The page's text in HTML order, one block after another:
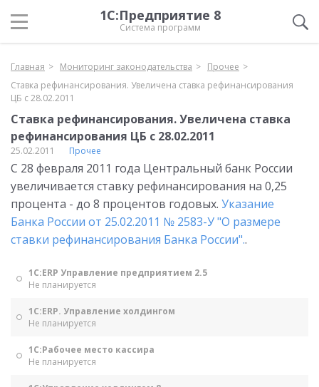
1С:Предприятие 8
Система программ
Главная Мониторинг законодательства
Прочее
Ставка рефинансирования. Увеличена ставка рефинансирования
ЦБ с 28.02.2011
Ставка рефинансирования. Увеличена ставка
рефинансирования ЦБ с 28.02.2011
25.02.2011 Прочее
С 28 февраля 2011 года Центральный банк России
увеличивается ставку рефинансирования на 0,25
процента - до 8 процентов годовых. Указание
Банка России от 25.02.2011 № 2583-У "О размере
ставки рефинансирования Банка России"..
1С:ERP Управление предприятием 2.5
Не планируется
1С:ERP. Управление холдингом
Не планируется
1С:Рабочее место кассира
Не планируется